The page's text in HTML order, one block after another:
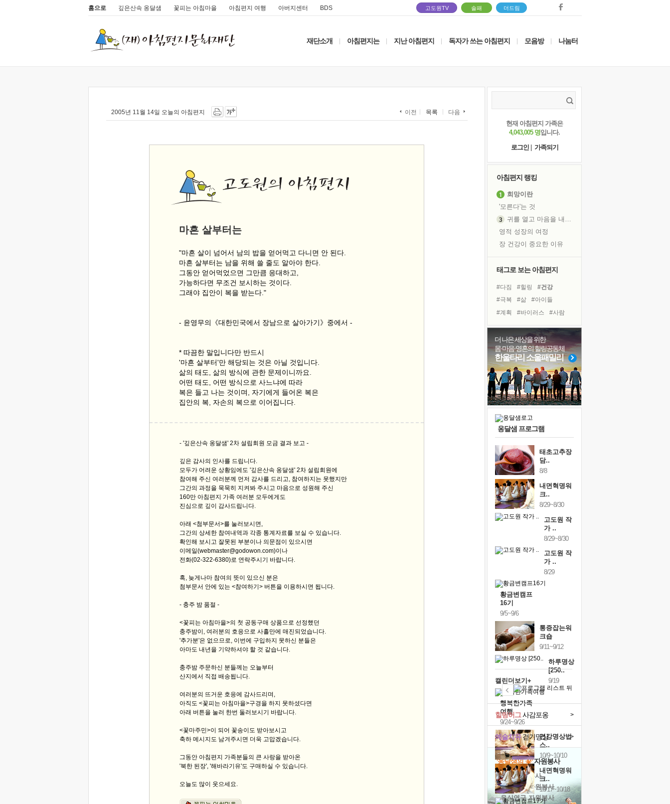
홈으로 깊은산속 옹달샘 꽃피는 아침마을 아침편지 여행 아버지센터 BDS 고도원TV 솔패 더드림
재단소개 아침편지는 지난 아침편지 독자가 쓰는 아침편지 모음방 나눔터
2005년 11월 14일 오늘의 아침편지 이전 목록 다음
마흔 살부터는
"마흔 살이 넘어서 남의 밥을 얻어먹고 다니면 안 된다.
마흔 살부터는 남을 위해 쓸 줄도 알아야 한다.
그동안 얻어먹었으면 그만큼 응대하고,
가능하다면 무조건 보시하는 것이다.
그래야 집안이 복을 받는다."
- 윤영무의《대한민국에서 장남으로 살아가기》중에서 -
* 따끔한 말입니다만 반드시
'마흔 살부터'만 해당되는 것은 아닐 것입니다.
삶의 태도, 삶의 방식에 관한 문제이니까요.
어떤 태도, 어떤 방식으로 사느냐에 따라
복은 들고 나는 것이며, 자기에게 들어온 복은
집안의 복, 자손의 복으로 이어집니다.
- '깊은산속 옹달샘' 2차 설립회원 모금 결과 보고 -
깊은 감사의 인사를 드립니다.
모두가 어려운 상황임에도 '깊은산속 옹달샘' 2차 설립회원에
참여해 주신 여러분께 먼저 감사를 드리고, 참여하지는 못했지만
그간의 과정을 묵묵히 지켜봐 주시고 마음으로 성원해 주신
160만 아침편지 가족 여러분 모두에게도
진심으로 깊이 감사드립니다.
아래 <첨부문서>를 눌러보시면,
그간의 상세한 참여내역과 각종 통계자료를 보실 수 있습니다.
확인해 보시고 잘못된 부분이나 의문점이 있으시면
이메일(webmaster@godowon.com)이나
전화(02-322-6380)로 연락주시기 바랍니다.
혹, 늦게나마 참여의 뜻이 있으신 분은
첨부문서 안에 있는 <참여하기> 버튼을 이용하시면 됩니다.
- 충주 밤 품절 -
<꽃피는 아침마을>의 첫 공동구매 상품으로 선정했던
충주밤이, 여러분의 호응으로 사흘만에 매진되었습니다.
'추가분'은 없으므로, 이번에 구입하지 못하신 분들은
아마도 내년을 기약하셔야 할 것 같습니다.
충주밤 주문하신 분들께는 오늘부터
산지에서 직접 배송됩니다.
여러분의 뜨거운 호응에 감사드리며,
아직도 <꽃피는 아침마을>구경을 하지 못하셨다면
아래 버튼을 눌러 한번 둘러보시기 바랍니다.
<꽃마주민>이 되어 꽃송이도 받아보시고
축하 메시지도 남겨주시면 더욱 고맙겠습니다.
그동안 아침편지 가족분들의 큰 사랑을 받아온
'북한 된장', '해바라기유'도 구매하실 수 있습니다.
오늘도 많이 웃으세요.
현재 아침편지 가족은
4,043,005 명입니다.
로그인
가족되기
아침편지 랭킹
희망이란
'모른다'는 것
귀를 열고 마음을 내어주고
영적 성장의 여정
장 건강이 중요한 이유
흙이 된 몸으로 출근하는 여자
꿈이 실제가 되는 것
'말 타는 법'을 먼저
졸업식 사진을 보며
아픈 아버지를 위한 공간 설계
극심한 변비, 어깨결림, 수면 장애
보고 싶은 어머니
유년 시절의 부산 영도 바다
못된 꼰대들
거울 속의 나
태그로 보는 아침편지
#다짐 #힐링
#건강
#극복
#삶
#아이들
#계획
#바이러스
#사람
#명상
#도움
#선택
#비전캠프
#희망
#독서캠프
#나눔
#경험
#면역력
#독서
#위기
#링컨학교
더 나은 세상을 위한
몸·마음·영혼의 힐링공동체
한울타리 소울패밀리
옹달샘 프로그램
태초고추장
담..
8/8
내면혁명워
크..
8/29~8/30
고도원 작
가 ..
8/29~8/30
고도원 작
가 ..
8/29
황금변캠프
16기
9/5~9/6
통증잡는워
크숍
9/11~9/12
하루명상
[250..
9/19
행복한가족
여행
9/24~9/26
건강명상법
스..
10/9~10/10
내면혁명워
크..
10/17~10/18
캘린더보기+
예술치유걷기명상 >
힐링허그사감포옹 >
'옹달샘의 꽃'자원봉사
· 청년 자원봉사
· 금빛청년 자원봉사
· 음식연구 자원봉사